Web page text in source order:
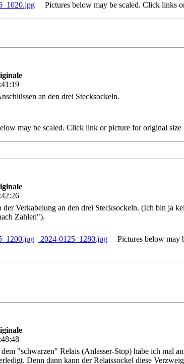
Pictures below may be scaled. Click links
an den drei Stecksockeln.
may be scaled. Click link or picture for original size
Verkabelung an den drei Stecksockeln. (Ich bin ja
Zahlen").
2024-0125_1280.jpg Pictures below may
"schwarzen" Relais (Anlasser-Stop) habe ich mal
Denn dann kann der Relaissockel diese